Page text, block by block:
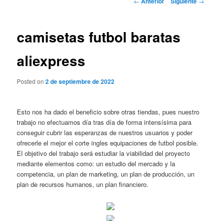
camisetas futbol baratas
aliexpress
Posted on2 de septiembre de 2022
Esto nos ha dado el beneficio sobre otras tiendas, pues nuestro
trabajo no efectuamos día tras día de forma intensísima para
conseguir cubrir las esperanzas de nuestros usuarios y poder
ofrecerle el mejor el corte ingles equipaciones de futbol posible.
El objetivo del trabajo será estudiar la viabilidad del proyecto
mediante elementos como: un estudio del mercado y la
competencia, un plan de marketing, un plan de producción, un
plan de recursos humanos, un plan financiero.